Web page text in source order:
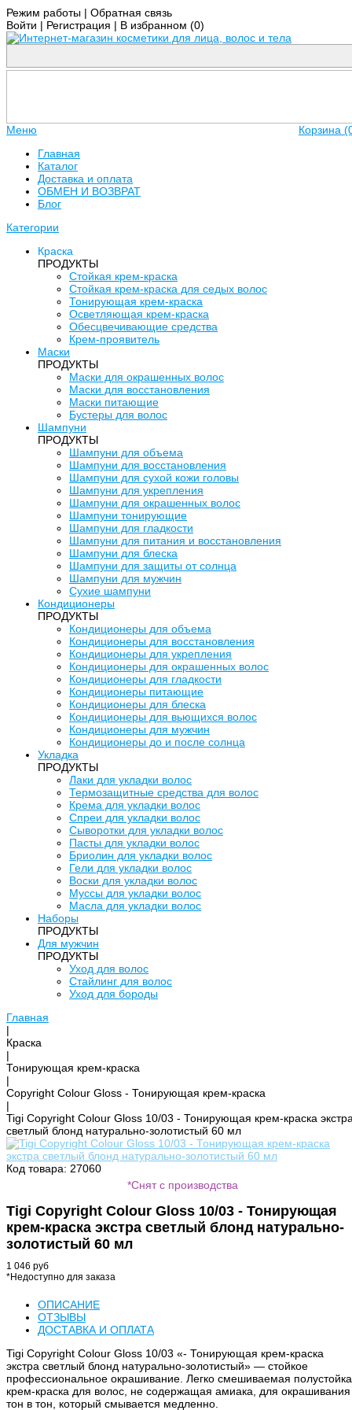
Режим работы | Обратная связь
Войти | Регистрация | В избранном (0)
Корзина
Меню
Главная
Каталог
Доставка и оплата
ОБМЕН И ВОЗВРАТ
Блог
Категории
Краска
ПРОДУКТЫ
Стойкая крем-краска
Стойкая крем-краска для седых волос
Тонирующая крем-краска
Осветляющая крем-краска
Обесцвечивающие средства
Крем-проявитель
Маски
ПРОДУКТЫ
Маски для окрашенных волос
Маски для восстановления
Маски питающие
Бустеры для волос
Шампуни
ПРОДУКТЫ
Шампуни для объема
Шампуни для восстановления
Шампуни для сухой кожи головы
Шампуни для укрепления
Шампуни для окрашенных волос
Шампуни тонирующие
Шампуни для гладкости
Шампуни для питания и восстановления
Шампуни для блеска
Шампуни для защиты от солнца
Шампуни для мужчин
Сухие шампуни
Кондиционеры
ПРОДУКТЫ
Кондиционеры для объема
Кондиционеры для восстановления
Кондиционеры для укрепления
Кондиционеры для окрашенных волос
Кондиционеры для гладкости
Кондиционеры питающие
Кондиционеры для блеска
Кондиционеры для вьющихся волос
Кондиционеры для мужчин
Кондиционеры до и после солнца
Укладка
ПРОДУКТЫ
Лаки для укладки волос
Термозащитные средства для волос
Крема для укладки волос
Спреи для укладки волос
Сыворотки для укладки волос
Пасты для укладки волос
Бриолин для укладки волос
Гели для укладки волос
Воски для укладки волос
Муссы для укладки волос
Масла для укладки волос
Наборы
ПРОДУКТЫ
Для мужчин
ПРОДУКТЫ
Уход для волос
Стайлинг для волос
Уход для бороды
Главная
|
Краска
|
Тонирующая крем-краска
|
Copyright Colour Gloss - Тонирующая крем-краска
|
Tigi Copyright Colour Gloss 10/03 - Тонирующая крем-краска
светлый блонд натурально-золотистый 60 мл
Код товара: 27060
*Снят с производства
Tigi Copyright Colour Gloss 10/03 - Тонирующая
крем-краска экстра светлый блонд натурально-
золотистый 60 мл
1 046 руб
*Недоступно для заказа
ОПИСАНИЕ
ОТЗЫВЫ
ДОСТАВКА И ОПЛАТА
Tigi Copyright Colour Gloss 10/03 «- Тонирующая крем-краска
экстра светлый блонд натурально-золотистый» — стойкое
профессиональное окрашивание. Легко смешиваемая
крем-краска для волос, не содержащая амиака, для окрашивания
тон в тон, который смывается медленно.